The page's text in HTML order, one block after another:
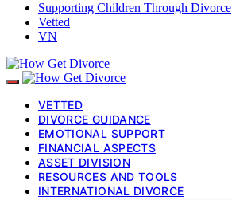
Supporting Children Through Divorce
Vetted
VN
VETTED
DIVORCE GUIDANCE
EMOTIONAL SUPPORT
FINANCIAL ASPECTS
ASSET DIVISION
RESOURCES AND TOOLS
INTERNATIONAL DIVORCE